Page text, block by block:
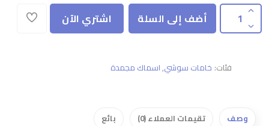
أضف إلى السلة اشتري الآن
فئات: خامات سوشي,اسماك مجمدة
وصف تقيمات العملاء (0) بائع